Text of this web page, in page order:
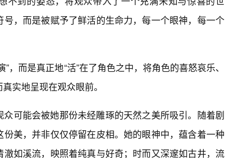
，而是被赋予了鲜活的生命力，每一个眼神，每一个
，而是真正地“活”在了角色之中，将角色的喜怒哀乐、
实地呈现在观众眼前。
可能会被她那份未经雕琢的天然之美所吸引。随着剧
美，并非仅仅停留在皮相。她的眼神中，蕴含着一种
如溪流，映照着纯真与好奇；时而又深邃如古井，流